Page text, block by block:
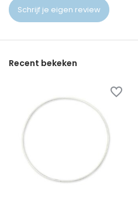
Schrijf je eigen review
Recent bekeken